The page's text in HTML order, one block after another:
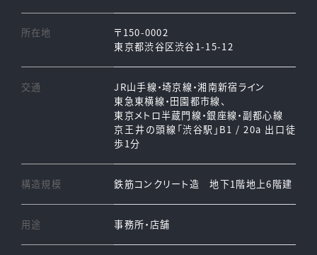
所在地
〒150-0002
東京都渋谷区渋谷1-15-12
交通
JR山手線・埼京線・湘南新宿ライン
東急東横線・田園都市線、
東京メトロ半蔵門線・銀座線・副都心線
京王井の頭線「渋谷駅」B1 / 20a 出口徒
歩1分
構造規模 鉄筋コンクリート造 地下1階地上6階建
用途 事務所・店舗